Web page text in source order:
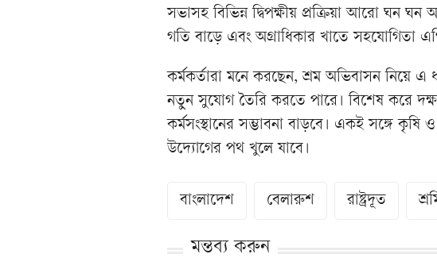
সভাসহ বিভিন্ন দ্বিপক্ষীয় প্রক্রিয়া আরো ঘন
গতি বাড়ে এবং অগ্রাধিকার খাতে সহযোগিতা
কর্মকর্তারা মনে করছেন, শ্রম অভিবাসন নিয়ে
নতুন সুযোগ তৈরি করতে পারে। বিশেষ করে
কর্মসংস্থানের সম্ভাবনা বাড়বে। একই সঙ্গে কৃষি
উদ্যোগের পথ খুলে যাবে।
বাংলাদেশ বেলারুশ রাষ্ট্রদূত
মন্তব্য করুন